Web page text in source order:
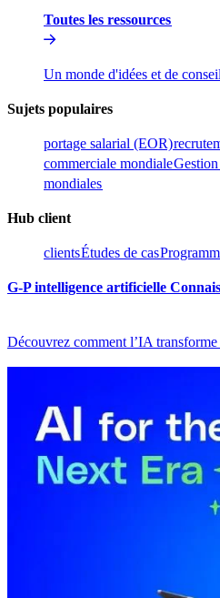
Toutes les ressources​​
Un monde d'idées et de
Sujets populaires​​
portage salarial (EOR)​​
commerciale mondiale​​
mondiales​​
Hub client​​
clients​​Études de cas​​
G-P intelligence artificielle
Découvrez comment l’IA